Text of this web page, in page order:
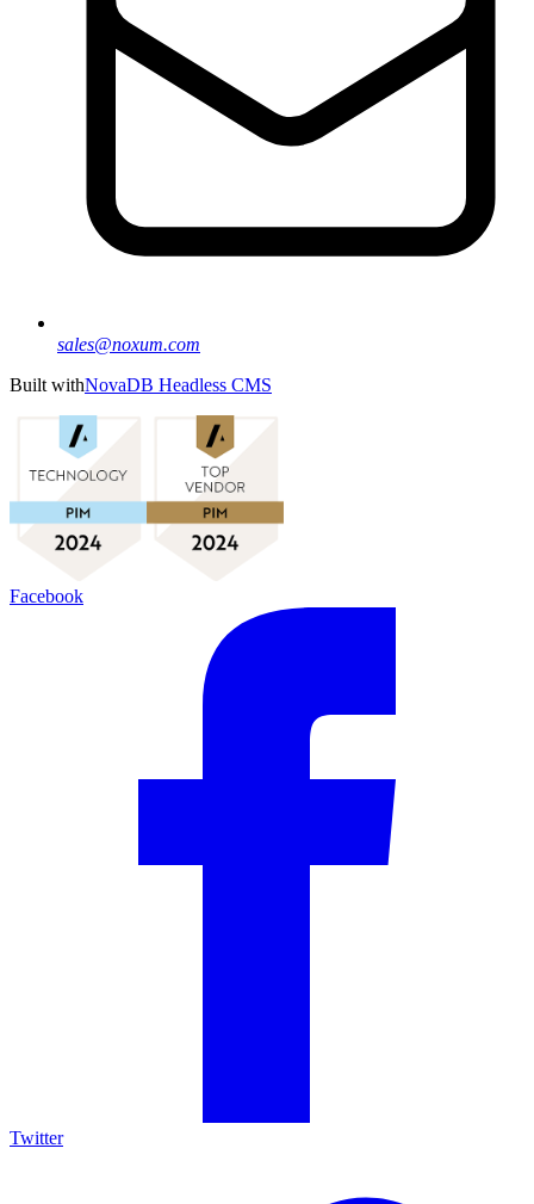
sales@noxum.com
Built withNovaDB Headless CMS
Facebook
Twitter